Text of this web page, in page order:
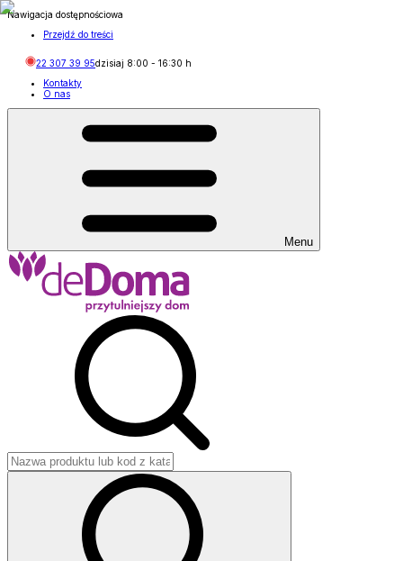
Nawigacja dostępnościowa
Przejdź do treści
22 307 39 95dzisiaj 8:00 - 16:30 h
Kontakty
O nas
Menu